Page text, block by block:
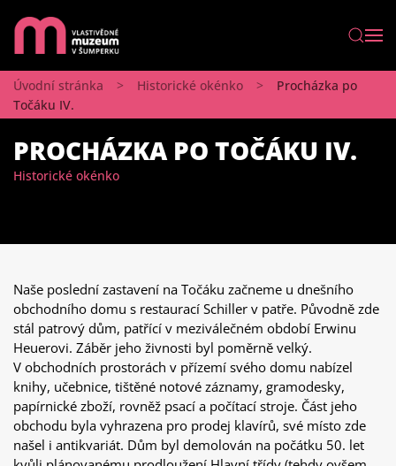
Úvodní stránka Historické okénko
Procházka po
Točáku IV.
PROCHÁZKA PO TOČÁKU IV.
Historické okénko
Naše poslední zastavení na Točáku začneme u dnešního
obchodního domu s restaurací Schiller v patře. Původně zde
stál patrový dům, patřící v meziválečném období Erwinu
Heuerovi. Záběr jeho živnosti byl poměrně velký.
V obchodních prostorách v přízemí svého domu nabízel
knihy, učebnice, tištěné notové záznamy, gramodesky,
papírnické zboží, rovněž psací a počítací stroje. Část jeho
obchodu byla vyhrazena pro prodej klavírů, své místo zde
našel i antikvariát. Dům byl demolován na počátku 50. let